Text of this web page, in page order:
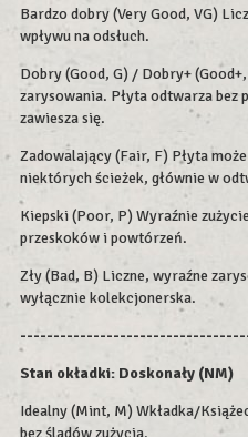
Bardzo dobry (Very Good, VG)
wpływu na odsłuch.
Dobry (Good, G) / Dobry+
zarysowania. Płyta odtwarza bez
zawiesza się.
Zadowalający (Fair, F) Płyta
niektórych ścieżek, głównie w
Kiepski (Poor, P) Wyraźnie
przeskoków i powtórzeń.
Zły (Bad, B) Liczne, wyraźne
wyłącznie kolekcjonerska.
Stan okładki: Doskonały (NM)
Idealny (Mint, M) Wkładka/